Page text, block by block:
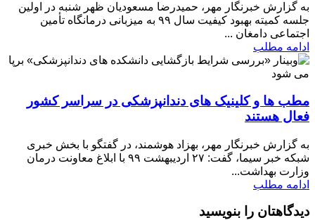
به گزارش خبرنگار مهر، حمیدرضا مسعودیان ظهر شنبه در اولین
جلسه کمیته بهبود کیفیت سال ۹۹ به میزبانی درمانگاه تأمین
اجتماعی دامغان ...
ادامه مطلب
مطب ها و کلینیک های دندانپزشکی در سراسر کشور
فعال هستند
به گزارش خبرنگار مهر، بهزاد هوشمند، در گفتگو با بخش خبری
شبکه خبر سیما، گفت: ۲۷ اردیبهشت ۹۹ با ابلاغ معاونت درمان
وزارت بهداشت...
ادامه مطلب
دیدگاهتان را بنویسید